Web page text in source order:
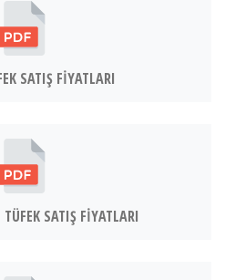
ARMES
DESTEK
SATIŞ FİYATLARI
SATIŞ FİYATLARI